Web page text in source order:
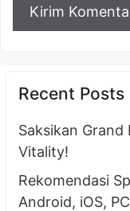
Recent Posts
Saksikan
Vitality!
Rekomendasi
Android, iOS, PC